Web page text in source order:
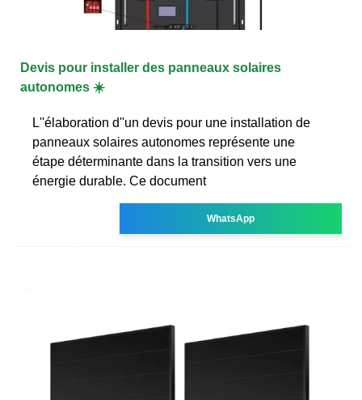
Devis pour installer des panneaux solaires
autonomes ☀️
L''élaboration d''un devis pour une installation de
panneaux solaires autonomes représente une
étape déterminante dans la transition vers une
énergie durable. Ce document
WhatsApp